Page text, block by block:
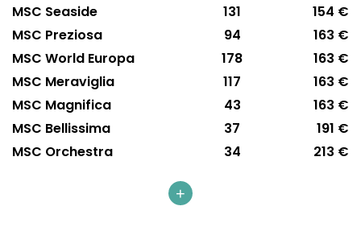
MSC Seaside
131
154 €
MSC Preziosa
94
163 €
MSC World Europa
178
163 €
MSC Meraviglia
117
163 €
MSC Magnifica
43
163 €
MSC Bellissima
37
191 €
MSC Orchestra
34 213 €
+